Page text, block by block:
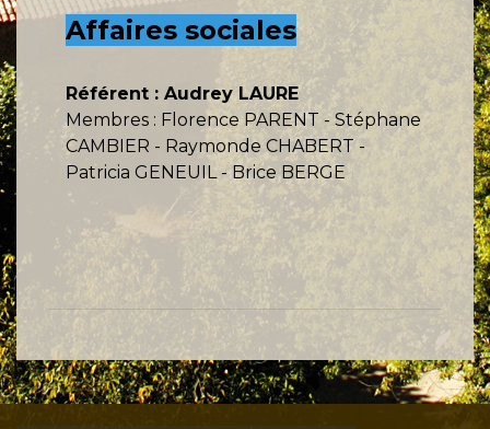
Affaires sociales
Référent : Audrey LAURE
Membres : Florence PARENT - Stéphane
CAMBIER - Raymonde CHABERT -
Patricia GENEUIL - Brice BERGE